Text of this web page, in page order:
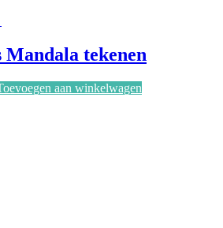
Mandala tekenen
aan winkelwagen